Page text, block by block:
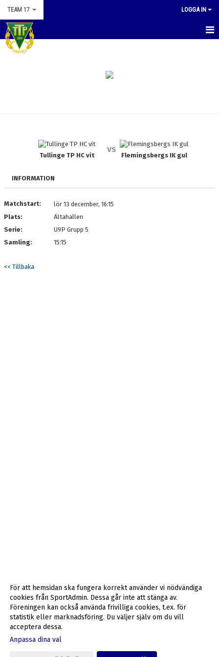
TEAM 17 LOGGA IN
HEM
BILDGALLERI
DOKUMENT
Tullinge TP HC vit
vs
Flemingsbergs IK gul
INFORMATION
Matchstart:
lör 13 december, 16:15
Plats:
Ältahallen
Serie:
U9P Grupp 5
Samling:
15:15
<< Tillbaka
Gå till Webbversion
För att hemsidan ska fungera korrekt använder vi nödvändiga
cookies från SportAdmin. Dessa går inte att stänga av.
Föreningen kan också använda frivilliga cookies, t.ex. för
statistik eller marknadsföring. Du väljer själv om du vill
acceptera dessa.
Anpassa dina val